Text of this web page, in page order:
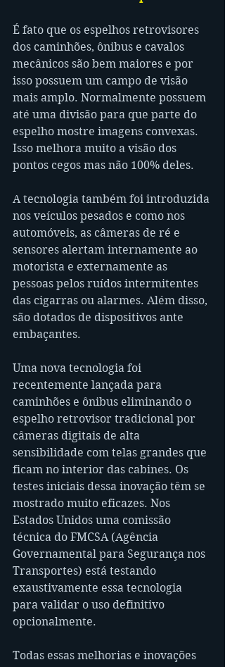
É fato que os espelhos retrovisores
dos caminhões, ônibus e cavalos
mecânicos são bem maiores e por
isso possuem um campo de visão
mais amplo. Normalmente possuem
até uma divisão para que parte do
espelho mostre imagens convexas.
Isso melhora muito a visão dos
pontos cegos mas não 100% deles.
A tecnologia também foi introduzida
nos veículos pesados e como nos
automóveis, as câmeras de ré e
sensores alertam internamente ao
motorista e externamente as
pessoas pelos ruídos intermitentes
das cigarras ou alarmes. Além disso,
são dotados de dispositivos ante
embaçantes.
Uma nova tecnologia foi
recentemente lançada para
caminhões e ônibus eliminando o
espelho retrovisor tradicional por
câmeras digitais de alta
sensibilidade com telas grandes que
ficam no interior das cabines. Os
testes iniciais dessa inovação têm se
mostrado muito eficazes. Nos
Estados Unidos uma comissão
técnica do FMCSA (Agência
Governamental para Segurança nos
Transportes) está testando
exaustivamente essa tecnologia
para validar o uso definitivo
opcionalmente.
Todas essas melhorias e inovações